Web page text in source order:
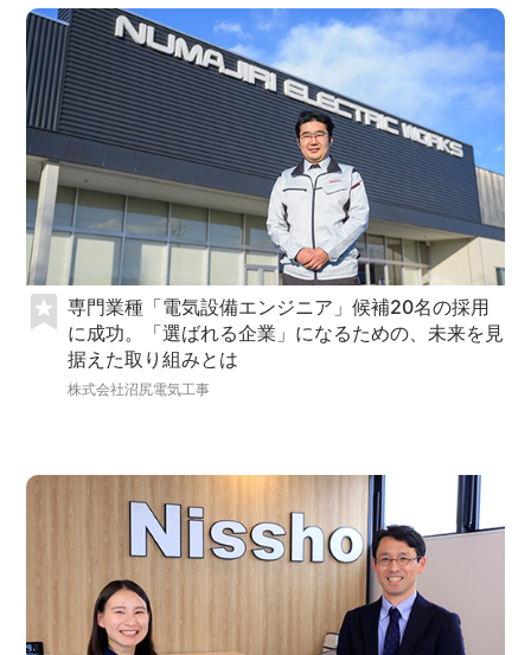
専門業種「電気設備エンジニア」候補20名の採用
に成功。「選ばれる企業」になるための、未来を見
据えた取り組みとは
株式会社沼尻電気工事